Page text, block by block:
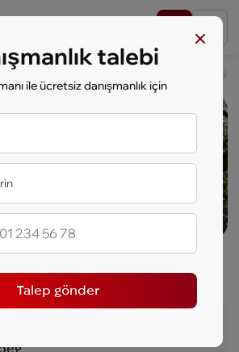
İçin Yurt Dışında Eğitim Manitoba
talebi
ile ücretsiz danışmanlık için
Talep gönder